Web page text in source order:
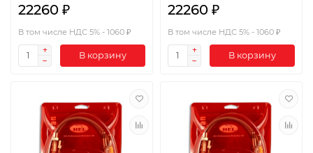
22260 ₽
В том числе НДС 5% - 1060 ₽
В корзину
22260 ₽
В том числе НДС 5% - 1060 ₽
В корзину